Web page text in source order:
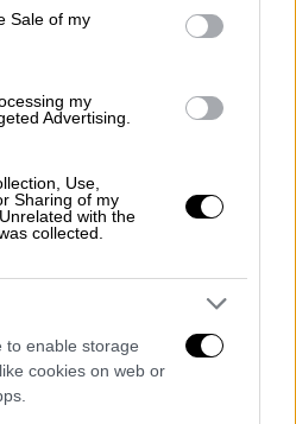
Sale of my
my
Advertising.
Use,
Sharing of my
with the
collected.
to enable storage
cookies on web or
Έτοιμος να
άλλη
να